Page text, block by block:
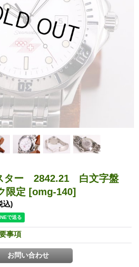
ター 2842.21 白文字盤
限定 [omg-140]
込)
事項